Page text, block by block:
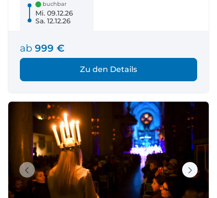
buchbar
Mi. 09.12.26
Sa. 12.12.26
ab 999 €
Zu den Details